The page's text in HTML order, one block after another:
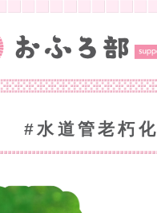
#水道管老朽化